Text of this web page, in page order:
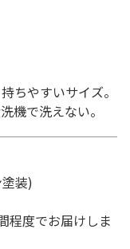
ちやすいサイズ。
機で洗えない。
装)
程度でお届けしま